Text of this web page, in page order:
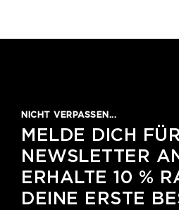
NICHT VERPASSEN...
MELDE DICH
NEWSLETTER
ERHALTE 10 %
DEINE ERSTE